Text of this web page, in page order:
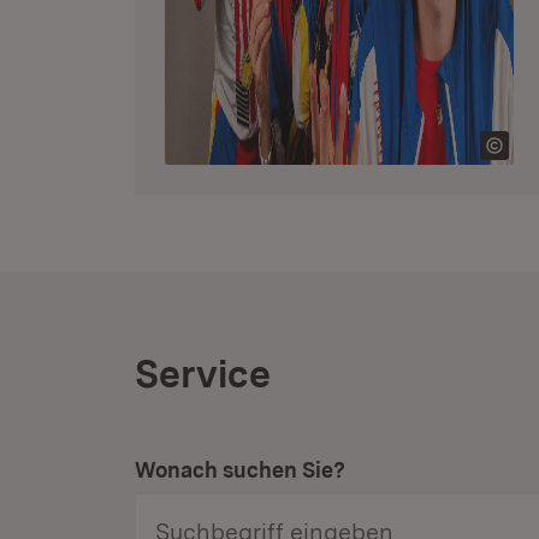
Service
Wonach suchen Sie?